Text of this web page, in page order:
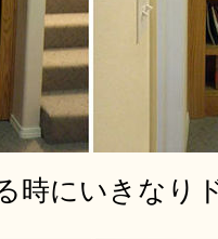
時にいきなり